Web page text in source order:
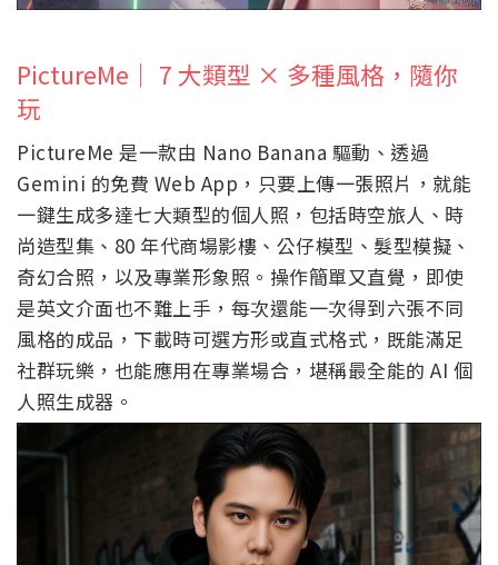
PictureMe｜ 7 大類型 × 多種風格，隨你
玩
PictureMe 是一款由 Nano Banana 驅動、透過
Gemini 的免費 Web App，只要上傳一張照片，就能
一鍵生成多達七大類型的個人照，包括時空旅人、時
尚造型集、80 年代商場影樓、公仔模型、髮型模擬、
奇幻合照，以及專業形象照。操作簡單又直覺，即使
是英文介面也不難上手，每次還能一次得到六張不同
風格的成品，下載時可選方形或直式格式，既能滿足
社群玩樂，也能應用在專業場合，堪稱最全能的 AI 個
人照生成器。